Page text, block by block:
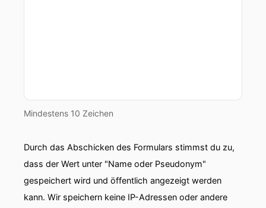
Mindestens 10 Zeichen
Durch das Abschicken des Formulars stimmst du zu,
dass der Wert unter "Name oder Pseudonym"
gespeichert wird und öffentlich angezeigt werden
kann. Wir speichern keine IP-Adressen oder andere